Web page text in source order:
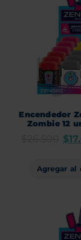
Encendedor
Zombie 12
$
Agregar al